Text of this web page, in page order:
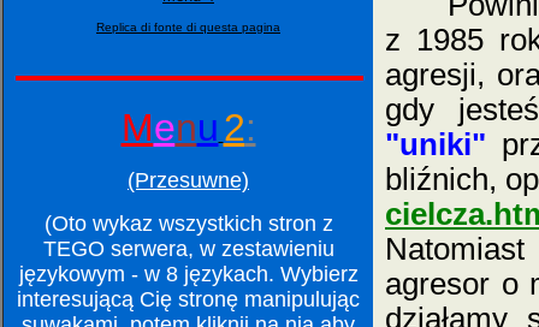
Replica di fonte di questa pagina
Menu2:
(Przesuwne)
(Oto wykaz wszystkich stron z
TEGO serwera, w zestawieniu
językowym - w 8 językach. Wybierz
interesującą Cię stronę manipulując
z 1985
agresji,
gdy
"uniki"
bliźnich,
agresor o
działamy